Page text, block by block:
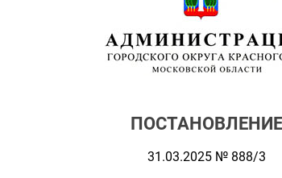
ПОСТАНОВЛЕНИЕ
31.03.2025 № 888/3